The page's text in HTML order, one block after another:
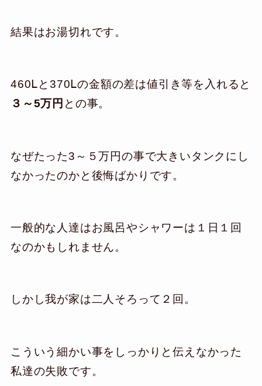
結果はお湯切れです。
460Ⅼと370Ⅼの金額の差は値引き等を入れると
３～5万円 との事。
なぜたった3～５万円の事で大きいタンクにし
なかったのかと後悔ばかりです。
一般的な人達はお風呂やシャワーは１日１回
なのかもしれません。
しかし我が家は二人そろって２回。
こういう細かい事をしっかりと伝えなかった
私達の失敗です。